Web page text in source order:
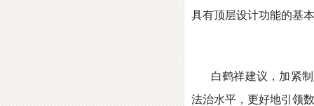
具有顶层设计功能的基
白鹤祥建议，加紧
法治水平，更好地引领